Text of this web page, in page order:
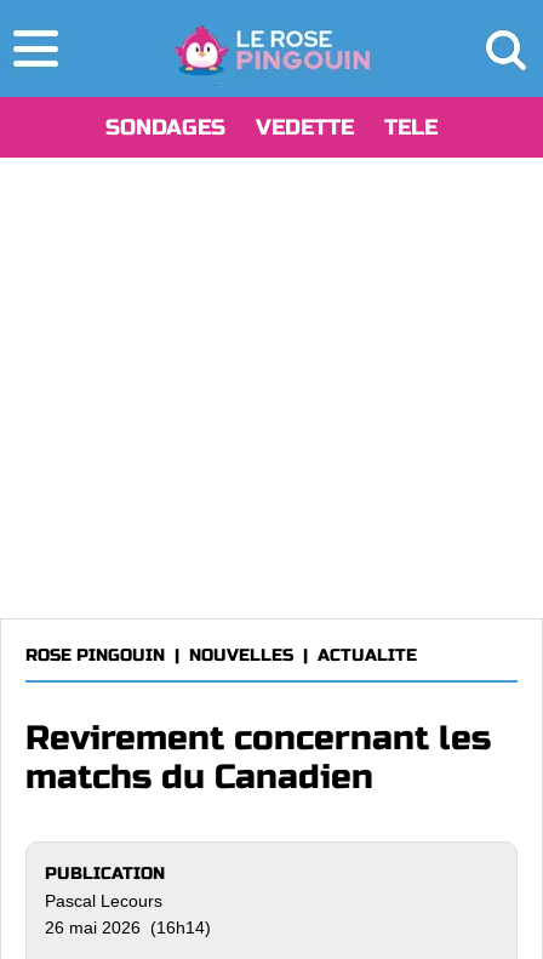
SONDAGES VEDETTE TELE
ROSE PINGOUIN | NOUVELLES | ACTUALITE
Revirement concernant les
matchs du Canadien
PUBLICATION
Pascal Lecours
26 mai 2026 (16h14)